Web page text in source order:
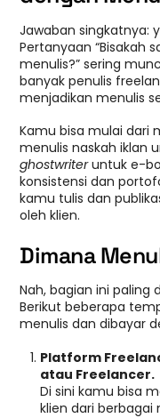
Jawaban singkatnya:
Pertanyaan “Bisakah
menulis?” sering
banyak penulis
menjadikan menulis
Kamu bisa mulai dari
menulis naskah iklan
ghostwriteruntuk e-
konsistensi dan
kamu tulis dan
oleh klien.
Dimana
Nah, bagian ini paling
Berikut beberapa
menulis dan dibayar
Platform
atau Freelancer.
Di sini kamu bisa
klien dari berbagai